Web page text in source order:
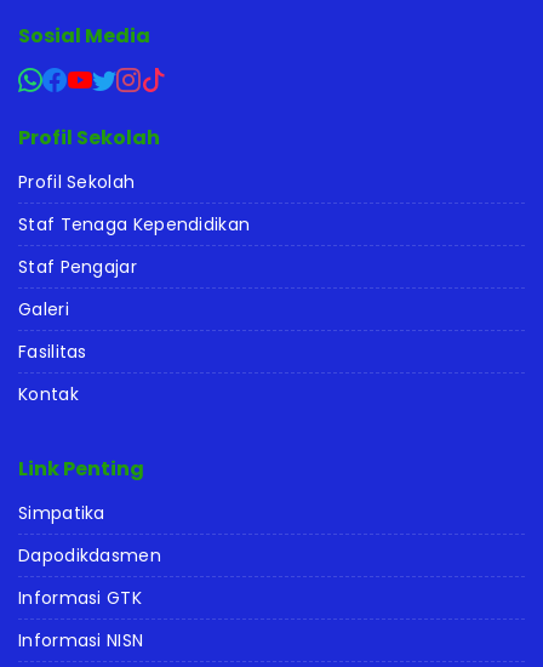
Sosial Media
Profil Sekolah
Profil Sekolah
Staf Tenaga Kependidikan
Staf Pengajar
Galeri
Fasilitas
Kontak
Link Penting
Simpatika
Dapodikdasmen
Informasi GTK
Informasi NISN